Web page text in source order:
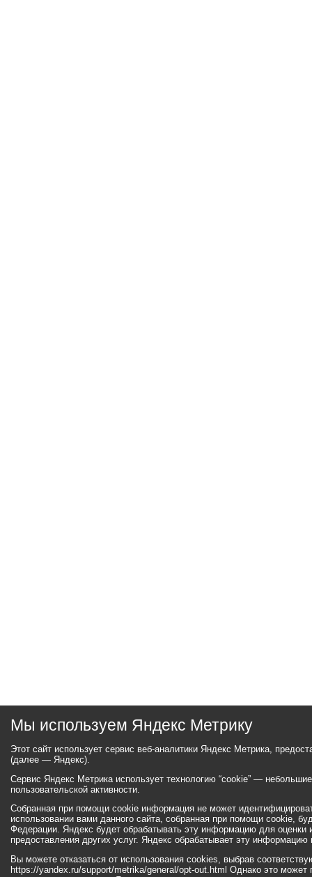
Мы используем Яндекс Метрику
Этот сайт использует сервис веб-аналитики Яндекс Метрика,
(далее — Яндекс).
Сервис Яндекс Метрика использует технологию “cookie” —
пользовательской активности.
Собранная при помощи cookie информация не может
использовании вами данного сайта, собранная при помощи cookie,
Федерации. Яндекс будет обрабатывать эту информацию для оценки
предоставления других услуг. Яндекс обрабатывает эту
Вы можете отказаться от использования cookies, выбрав
https://yandex.ru/support/metrika/general/opt-out.html Однако это может